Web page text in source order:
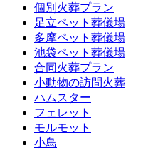
個別火葬プラン
足立ペット葬儀場
多摩ペット葬儀場
池袋ペット葬儀場
合同火葬プラン
小動物の訪問火葬
ハムスター
フェレット
モルモット
小鳥